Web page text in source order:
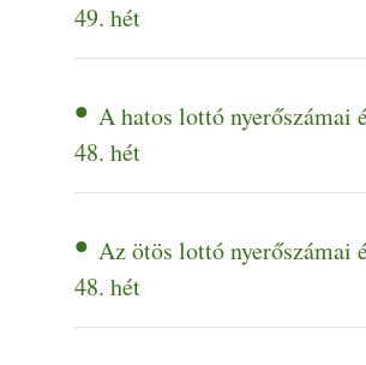
49. hét
A hatos lottó nyerőszámai
48. hét
Az ötös lottó nyerőszámai
48. hét